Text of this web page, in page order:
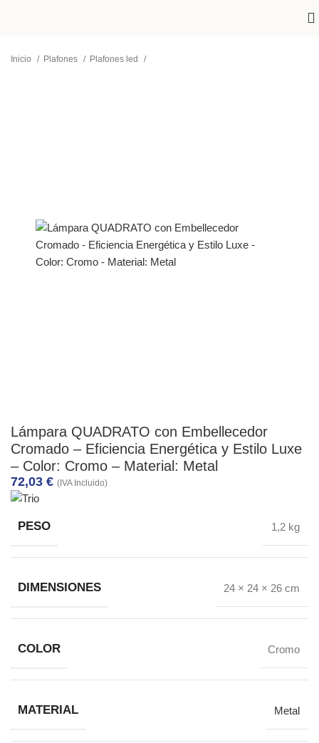
Inicio Plafones Plafones led
Lámpara QUADRATO con Embellecedor
Cromado – Eficiencia Energética y Estilo Luxe
– Color: Cromo – Material: Metal
72,03 € (IVA Incluido)
PESO 1,2 kg
DIMENSIONES 24 × 24 × 26 cm
COLOR Cromo
MATERIAL Metal